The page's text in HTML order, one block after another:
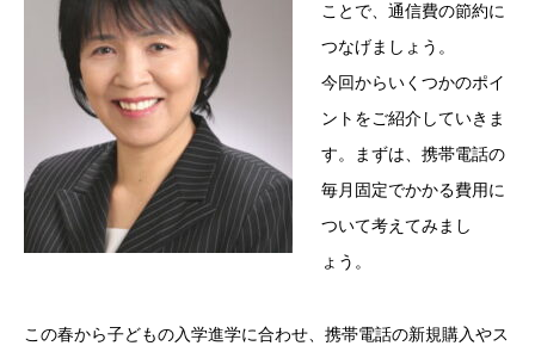
ことで、通信費の節約に
つなげましょう。
今回からいくつかのポイ
ントをご紹介していきま
す。まずは、携帯電話の
毎月固定でかかる費用に
ついて考えてみまし
ょう。
この春から子どもの入学進学に合わせ、携帯電話の新規購入やス